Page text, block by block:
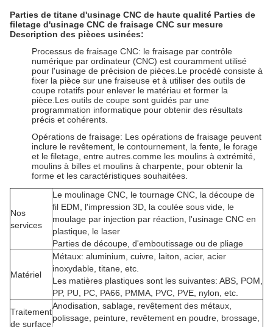
Parties de titane d'usinage CNC de haute qualité Parties de
filetage d'usinage CNC de fraisage CNC sur mesure
Description des pièces usinées:
Processus de fraisage CNC: le fraisage par contrôle
numérique par ordinateur (CNC) est couramment utilisé
pour l'usinage de précision de pièces.Le procédé consiste à
fixer la pièce sur une fraiseuse et à utiliser des outils de
coupe rotatifs pour enlever le matériau et former la
pièce.Les outils de coupe sont guidés par une
programmation informatique pour obtenir des résultats
précis et cohérents.
Opérations de fraisage: Les opérations de fraisage peuvent
inclure le revêtement, le contournement, la fente, le forage
et le filetage, entre autres.comme les moulins à extrémité,
moulins à billes et moulins à charpente, pour obtenir la
forme et les caractéristiques souhaitées.
Nos
services
Le moulinage CNC, le tournage CNC, la découpe de
fil EDM, l'impression 3D, la coulée sous vide, le
moulage par injection par réaction, l'usinage CNC en
plastique, le laser
Parties de découpe, d'emboutissage ou de pliage
Matériel
Métaux: aluminium, cuivre, laiton, acier, acier
inoxydable, titane, etc.
Les matières plastiques sont les suivantes: ABS, POM,
PP, PU, PC, PA66, PMMA, PVC, PVE, nylon, etc.
Traitement
de surface
Anodisation, sablage, revêtement des métaux,
polissage, peinture, revêtement en poudre, brossage,